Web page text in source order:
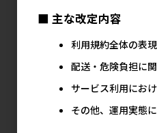
■ 主な改定内容
利用規約全体の表
配送・危険負担に
サービス利用にお
その他、運用実態